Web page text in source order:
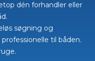
dén forhandler eller
søgning og
til båden.